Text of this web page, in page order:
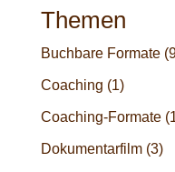
Themen
Buchbare Formate
Coaching (1)
Coaching-Formate
Dokumentarfilm(3)